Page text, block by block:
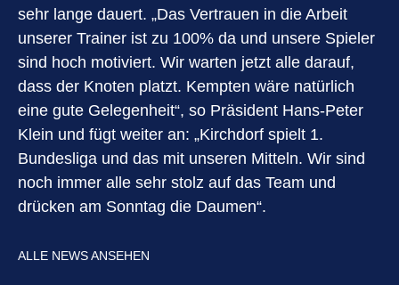
sehr lange dauert. „Das Vertrauen in die Arbeit
unserer Trainer ist zu 100% da und unsere Spieler
sind hoch motiviert. Wir warten jetzt alle darauf,
dass der Knoten platzt. Kempten wäre natürlich
eine gute Gelegenheit“, so Präsident Hans-Peter
Klein und fügt weiter an: „Kirchdorf spielt 1.
Bundesliga und das mit unseren Mitteln. Wir sind
noch immer alle sehr stolz auf das Team und
drücken am Sonntag die Daumen“.
ALLE NEWS ANSEHEN